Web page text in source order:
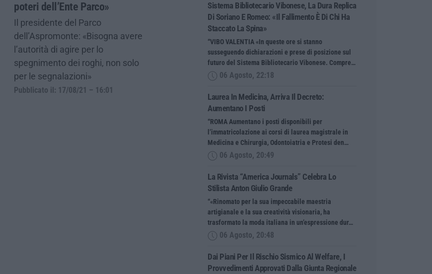
poteri dell’Ente Parco»
Il presidente del Parco
dell’Aspromonte: «Bisogna avere
l’autorità di agire per lo
spegnimento dei roghi, non solo
per le segnalazioni»
Pubblicato il: 17/08/21 – 16:01
Sistema Bibliotecario Vibonese, La Dura Replica
Di Soriano E Romeo: «Il Fallimento È Di Chi Ha
Staccato La Spina»
“VIBO VALENTIA «In queste ore si stanno
susseguendo dichiarazioni e prese di posizione sul
futuro del Sistema Bibliotecario Vibonese. Compre…
06 Agosto, 22:18
Laurea In Medicina, Arriva Il Decreto:
Aumentano I Posti
“ROMA Aumentano i posti disponibili per
l’immatricolazione ai corsi di laurea magistrale in
Medicina e Chirurgia, Odontoiatria e Protesi den…
06 Agosto, 20:49
La Rivista “America Journals” Celebra Lo
Stilista Anton Giulio Grande
“«Rinomato per la sua impeccabile maestria
artigianale e la sua creatività visionaria, ha
trasformato la moda italiana in un’espressione dur…
06 Agosto, 20:48
Dai Piani Per Il Rischio Sismico Al Welfare, I
Provvedimenti Approvati Dalla Giunta Regionale